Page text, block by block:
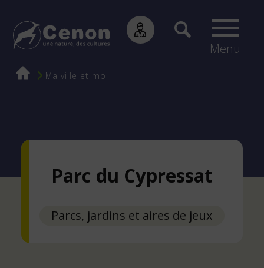
Menu
Fil
Ma ville et moi
Parc du Cypressat
Parcs, jardins et aires de jeux